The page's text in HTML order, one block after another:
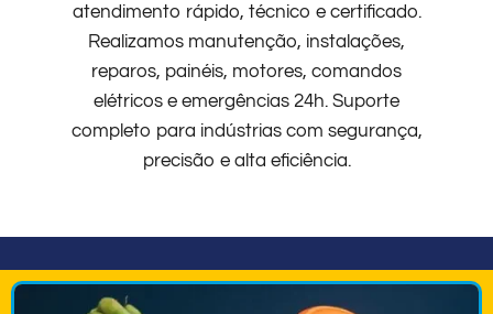
atendimento rápido, técnico e certificado.
Realizamos manutenção, instalações,
reparos, painéis, motores, comandos
elétricos e emergências 24h. Suporte
completo para indústrias com segurança,
precisão e alta eficiência.